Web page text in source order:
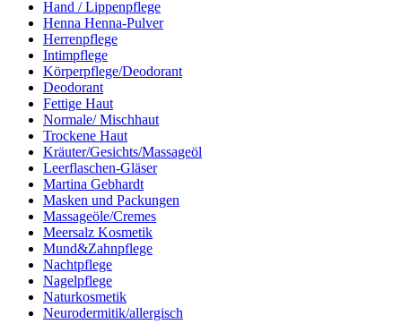
Hand / Lippenpflege
Henna Henna-Pulver
Herrenpflege
Intimpflege
Körperpflege/Deodorant
Deodorant
Fettige Haut
Normale/ Mischhaut
Trockene Haut
Kräuter/Gesichts/Massageöl
Leerflaschen-Gläser
Martina Gebhardt
Masken und Packungen
Massageöle/Cremes
Meersalz Kosmetik
Mund&Zahnpflege
Nachtpflege
Nagelpflege
Naturkosmetik
Neurodermitik/allergisch